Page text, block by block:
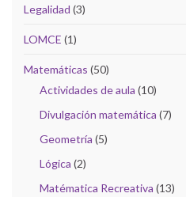
Legalidad (3)
LOMCE (1)
Matemáticas (50)
Actividades de aula (10)
Divulgación matemática (7)
Geometría (5)
Lógica (2)
Matématica Recreativa (13)